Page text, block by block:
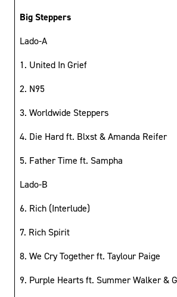
Big Steppers
Lado-A
1. United In Grief
2. N95
3. Worldwide Steppers
4. Die Hard ft. Blxst & Amanda Reifer
5. Father Time ft. Sampha
Lado-B
6. Rich (Interlude)
7. Rich Spirit
8. We Cry Together ft. Taylour Paige
9. Purple Hearts ft. Summer Walker &